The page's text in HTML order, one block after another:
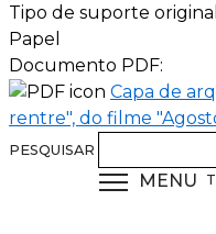
Tipo de suporte
Papel
Documento PDF:
Capa de
rentre", do filme
PESQUISAR
MENU